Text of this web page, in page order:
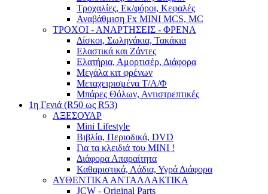
Τροχαλίες, Εκ/φόροι, Κεφαλές
Αναβάθμιση Fx MINI MCS, MC
ΤΡΟΧΟΙ - ΑΝΑΡΤΗΣΕΙΣ - ΦΡΕΝΑ
Δίσκοι, Σωληνάκια, Τακάκια
Ελαστικά και Ζάντες
Ελατήρια, Αμορτισέρ, Διάφορα
Μεγάλα κιτ φρένων
Μεταχειρισμένα Τ/Α/Φ
Μπάρες Θόλων, Αντιστρεπτικές
1η Γενιά (R50 ως R53)
ΑΞΕΣΟΥΑΡ
Mini Lifestyle
Βιβλία, Περιοδικά, DVD
Για τα κλειδιά του MINI !
Διάφορα Απαραίτητα
Καθαριστικά, Λάδια, Υγρά Διάφορα
ΑΥΘΕΝΤΙΚΑ ΑΝΤΑΛΛΑΚΤΙΚΑ
JCW - Original Parts